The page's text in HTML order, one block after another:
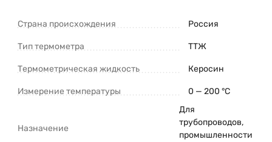
Страна происхождения Россия
Тип термометра ТТЖ
Термометрическая жидкость Керосин
Измерение температуры 0 — 200 °C
Назначение
Для
трубопроводов,
промышленности